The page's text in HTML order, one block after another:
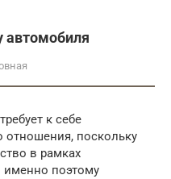
автомобиля
к себе
отношения, поскольку
в рамках
поэтому